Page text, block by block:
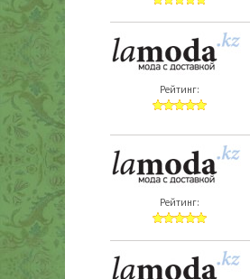
Рейтинг:
Рейтинг: